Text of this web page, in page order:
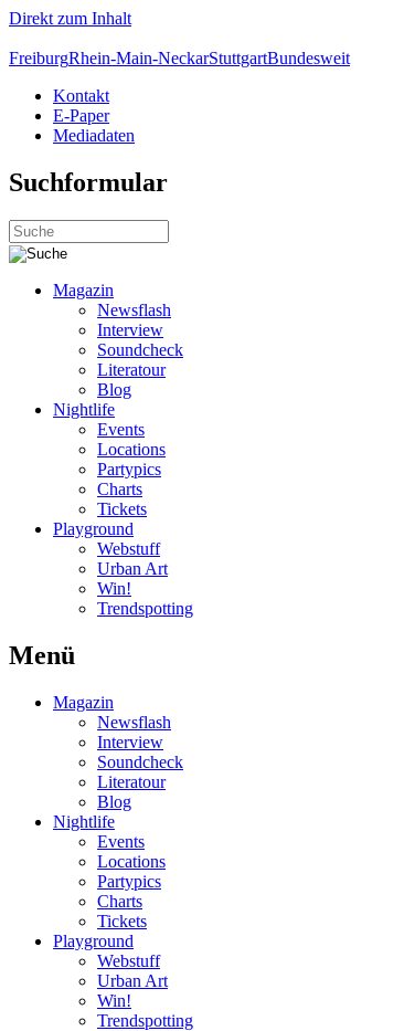
Direkt zum Inhalt
FreiburgRhein-Main-NeckarStuttgartBundesweit
Kontakt
E-Paper
Mediadaten
Suchformular
Magazin
Newsflash
Interview
Soundcheck
Literatour
Blog
Nightlife
Events
Locations
Partypics
Charts
Tickets
Playground
Webstuff
Urban Art
Win!
Trendspotting
Menü
Magazin
Newsflash
Interview
Soundcheck
Literatour
Blog
Nightlife
Events
Locations
Partypics
Charts
Tickets
Playground
Webstuff
Urban Art
Win!
Trendspotting